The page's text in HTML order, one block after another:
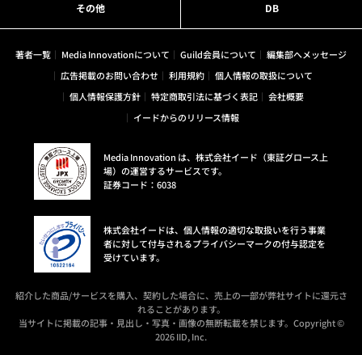
その他 DB
著者一覧 Media Innovationについて Guild会員について
編集部へメッセージ
広告掲載のお問い合わせ
利用規約
個人情報の取扱について
個人情報保護方針
特定商取引法に基づく表記
会社概要
イードからのリリース情報
Media Innovation は、株式会社イード（東証グロース上
場）の運営するサービスです。
証券コード：6038
株式会社イードは、個人情報の適切な取扱いを行う事業
者に対して付与されるプライバシーマークの付与認定を
受けています。
紹介した商品/サービスを購入、契約した場合に、売上の一部が弊社サイトに還元さ
れることがあります。
当サイトに掲載の記事・見出し・写真・画像の無断転載を禁じます。Copyright ©
2026 IID, Inc.